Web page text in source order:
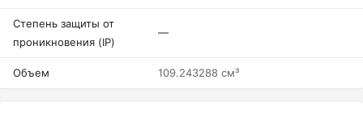
Степень защиты от
проникновения (IP)
—
Объем 109.243288 см³